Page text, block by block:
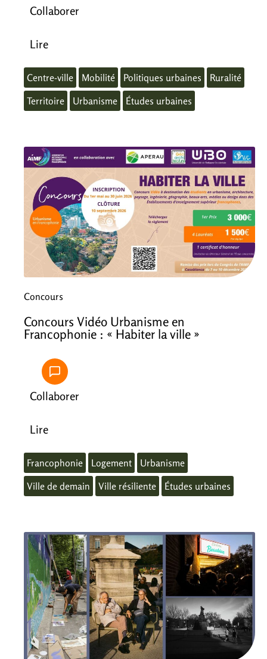
Collaborer
Lire
Centre-ville Mobilité Politiques urbaines
Ruralité
Territoire
Urbanisme Études urbaines
Concours
Concours Vidéo Urbanisme en
Francophonie : « Habiter la ville »
Collaborer
Lire
Francophonie Logement
Urbanisme
Ville de demain
Ville résiliente Études urbaines